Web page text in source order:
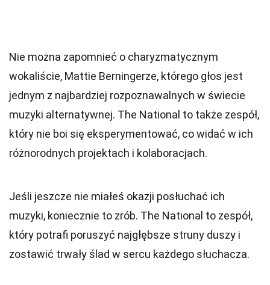
Nie można zapomnieć o charyzmatycznym
wokaliście, Mattie Berningerze, którego głos jest
jednym z najbardziej rozpoznawalnych w świecie
muzyki alternatywnej. The National to także zespół,
który nie boi się eksperymentować, co widać w ich
różnorodnych projektach i kolaboracjach.
Jeśli jeszcze nie miałeś okazji posłuchać ich
muzyki, koniecznie to zrób. The National to zespół,
który potrafi poruszyć najgłębsze struny duszy i
zostawić trwały ślad w sercu każdego słuchacza.